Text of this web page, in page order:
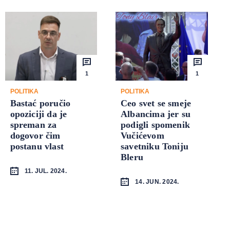
1
POLITIKA
Bastać poručio
opoziciji da je
spreman za
dogovor čim
postanu vlast
11. JUL. 2024.
1
POLITIKA
Ceo svet se smeje
Albancima jer su
podigli spomenik
Vučićevom
savetniku Toniju
Bleru
14. JUN. 2024.